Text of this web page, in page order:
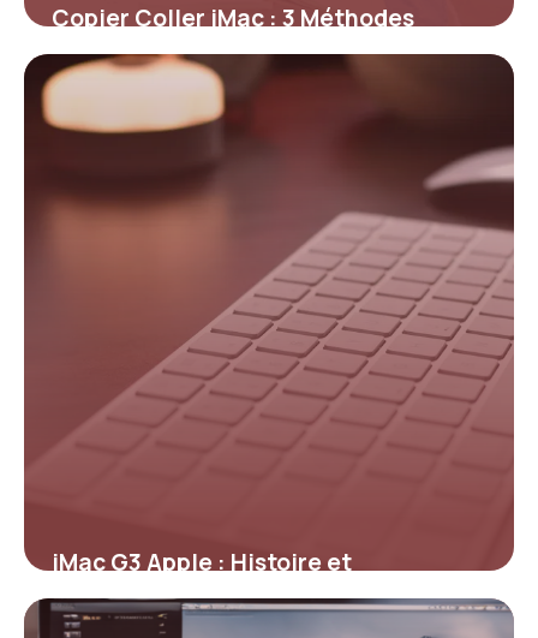
Copier Coller iMac : 3 Méthodes
Rapides
iMac G3 Apple : Histoire et
Spécifications